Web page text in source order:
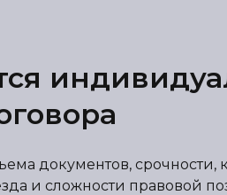
документов,
и сложности правовой